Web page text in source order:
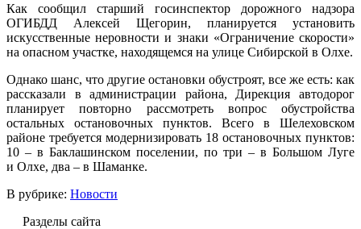
Как сообщил старший госинспектор дорожного надзора
ОГИБДД Алексей Щегорин, планируется установить
искусственные неровности и знаки «Ограничение скорости»
на опасном участке, находящемся на улице Сибирской в Олхе.
Однако шанс, что другие остановки обустроят, все же есть: как
рассказали в администрации района, Дирекция автодорог
планирует повторно рассмотреть вопрос обустройства
остальных остановочных пунктов. Всего в Шелеховском
районе требуется модернизировать 18 остановочных пунктов:
10 – в Баклашинском поселении, по три – в Большом Луге
и Олхе, два – в Шаманке.
В рубрике: Новости
Разделы сайта